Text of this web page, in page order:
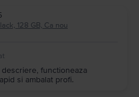
128 GB, Ca nou
functioneaza
si ambalat profi.